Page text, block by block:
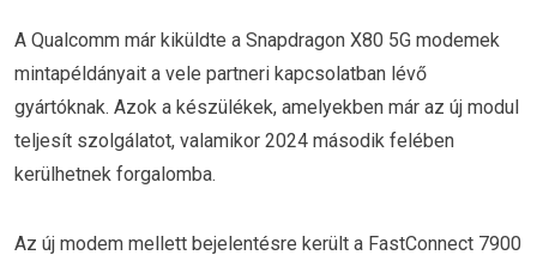
A Qualcomm már kiküldte a Snapdragon X80 5G modemek
mintapéldányait a vele partneri kapcsolatban lévő
gyártóknak. Azok a készülékek, amelyekben már az új modul
teljesít szolgálatot, valamikor 2024 második felében
kerülhetnek forgalomba.
Az új modem mellett bejelentésre került a FastConnect 7900